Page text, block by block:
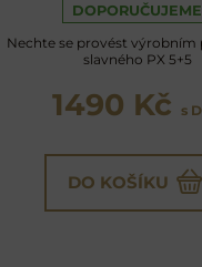
DOPORUČUJEME
Nechte se provést výrobním
slavného PX 5+5
1490 Kč s
DO KOŠÍKU